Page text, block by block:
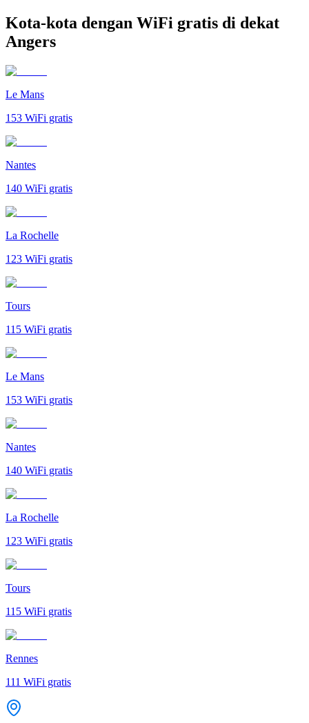
Kota-kota dengan WiFi gratis di dekat
Angers
Le Mans
153 WiFi gratis
Nantes
140 WiFi gratis
La Rochelle
123 WiFi gratis
Tours
115 WiFi gratis
Le Mans
153 WiFi gratis
Nantes
140 WiFi gratis
La Rochelle
123 WiFi gratis
Tours
115 WiFi gratis
Rennes
111 WiFi gratis